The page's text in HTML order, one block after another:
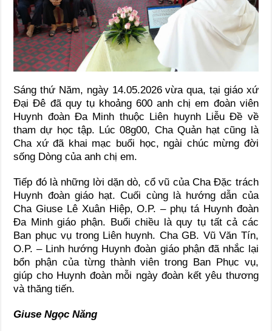
Sáng thứ Năm, ngày 14.05.2026 vừa qua, tại giáo xứ
Đại Đê đã quy tụ khoảng 600 anh chị em đoàn viên
Huynh đoàn Đa Minh thuộc Liên huynh Liễu Đề về
tham dự học tập. Lúc 08g00, Cha Quản hạt cũng là
Cha xứ đã khai mạc buổi học, ngài chúc mừng đời
sống Dòng của anh chị em.
Tiếp đó là những lời dặn dò, cổ vũ của Cha Đặc trách
Huynh đoàn giáo hạt. Cuối cùng là hướng dẫn của
Cha Giuse Lê Xuân Hiệp, O.P. – phụ tá Huynh đoàn
Đa Minh giáo phận. Buổi chiều là quy tụ tất cả các
Ban phục vụ trong Liên huynh. Cha GB. Vũ Văn Tín,
O.P. – Linh hướng Huynh đoàn giáo phận đã nhắc lại
bổn phận của từng thành viên trong Ban Phục vụ,
giúp cho Huynh đoàn mỗi ngày đoàn kết yêu thương
và thăng tiến.
Giuse Ngọc Năng